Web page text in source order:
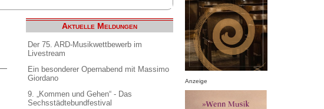
Aktuelle Meldungen
Der 75. ARD-Musikwettbewerb im
Livestream
Ein besonderer Opernabend mit Massimo
Giordano
9. „Kommen und Gehen“ - Das
Sechsstädtebundfestival
Anzeige